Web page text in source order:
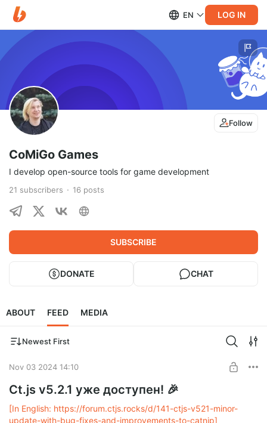
EN LOG IN
Follow
CoMiGo Games
I develop open-source tools for game development
21 subscribers 16 posts
SUBSCRIBE
DONATE CHAT
ABOUT FEED MEDIA
Newest First
Nov 03 2024 14:10
Ct.js v5.2.1 уже доступен! 🎉
[In English: https://forum.ctjs.rocks/d/141-ctjs-v521-minor-
update-with-bug-fixes-and-improvements-to-catnip]